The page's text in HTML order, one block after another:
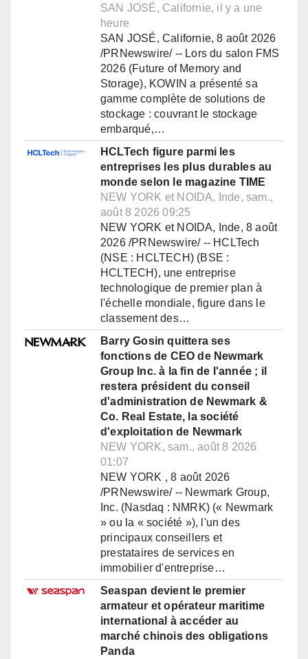
SAN JOSÉ, Californie, il y a une
heure
SAN JOSÉ, Californie, 8 août 2026
/PRNewswire/ -- Lors du salon FMS
2026 (Future of Memory and
Storage), KOWIN a présenté sa
gamme complète de solutions de
stockage : couvrant le stockage
embarqué,…
HCLTech figure parmi les
entreprises les plus durables au
monde selon le magazine TIME
NEW YORK et NOIDA, Inde, sam.,
août 8 2026 09:25
NEW YORK et NOIDA, Inde, 8 août
2026 /PRNewswire/ -- HCLTech
(NSE : HCLTECH) (BSE :
HCLTECH), une entreprise
technologique de premier plan à
l'échelle mondiale, figure dans le
classement des…
Barry Gosin quittera ses
fonctions de CEO de Newmark
Group Inc. à la fin de l'année ; il
restera président du conseil
d'administration de Newmark &
Co. Real Estate, la société
d'exploitation de Newmark
NEW YORK, sam., août 8 2026
01:07
NEW YORK , 8 août 2026
/PRNewswire/ -- Newmark Group,
Inc. (Nasdaq : NMRK) (« Newmark
» ou la « société »), l'un des
principaux conseillers et
prestataires de services en
immobilier d'entreprise…
Seaspan devient le premier
armateur et opérateur maritime
international à accéder au
marché chinois des obligations
Panda